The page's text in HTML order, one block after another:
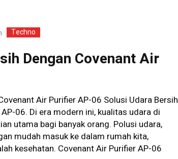
Techno
Dengan Covenant Air
Air Purifier AP-06 Solusi Udara Bersih
06. Di era modern ini, kualitas udara di
utama bagi banyak orang. Polusi udara,
mudah masuk ke dalam rumah kita,
kesehatan. Covenant Air Purifier AP-06